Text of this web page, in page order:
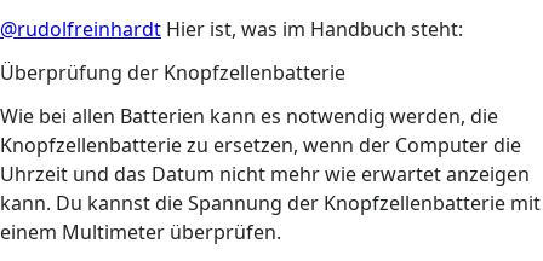
@rudolfreinhardt Hier ist, was im Handbuch steht:
Überprüfung der Knopfzellenbatterie
Wie bei allen Batterien kann es notwendig werden, die
Knopfzellenbatterie zu ersetzen, wenn der Computer die
Uhrzeit und das Datum nicht mehr wie erwartet anzeigen
kann. Du kannst die Spannung der Knopfzellenbatterie mit
einem Multimeter überprüfen.